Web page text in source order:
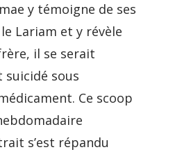
y témoigne de ses
Lariam et y révèle
il se serait
sous
Ce scoop
s’est répandu